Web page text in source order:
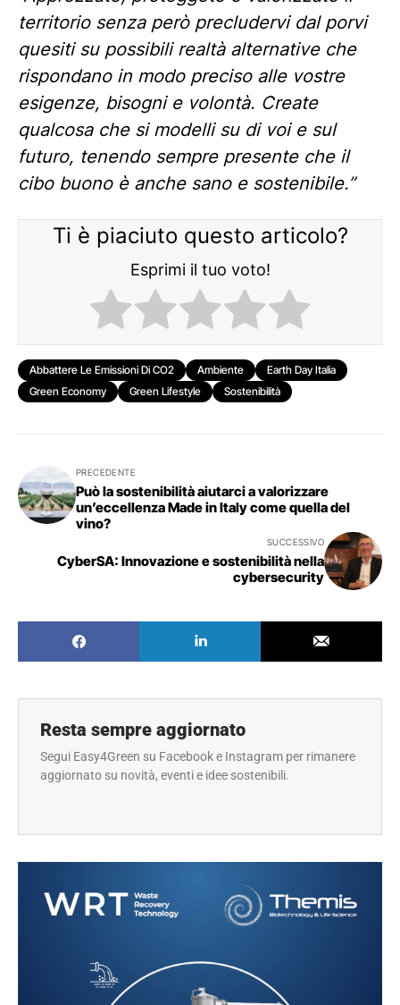
territorio senza però precludervi dal porvi
quesiti su possibili realtà alternative che
rispondano in modo preciso alle vostre
esigenze, bisogni e volontà. Create
qualcosa che si modelli su di voi e sul
futuro, tenendo sempre presente che il
cibo buono è anche sano e sostenibile.”
Ti è piaciuto questo articolo?
Esprimi il tuo voto!
Abbattere Le Emissioni Di CO2 Ambiente
Earth Day Italia
Green Economy
Green Lifestyle Sostenibilità
PRECEDENTE
Può la sostenibilità aiutarci a valorizzare
un’eccellenza Made in Italy come quella del
vino?
SUCCESSIVO
CyberSA: Innovazione e sostenibilità nella
cybersecurity
Resta sempre aggiornato
Segui Easy4Green su Facebook e Instagram per rimanere
aggiornato su novità, eventi e idee sostenibili.